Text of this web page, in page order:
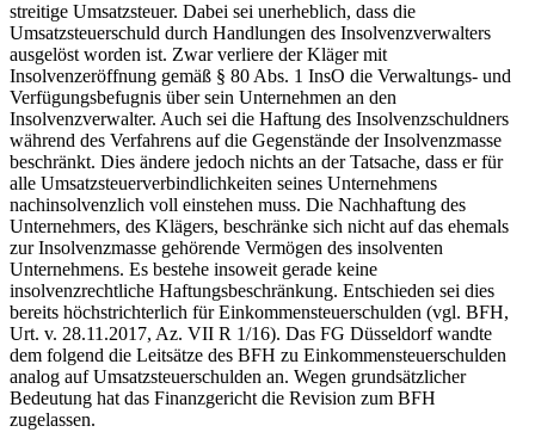
streitige Umsatzsteuer. Dabei sei unerheblich, dass die
Umsatzsteuerschuld durch Handlungen des Insolvenzverwalters
ausgelöst worden ist. Zwar verliere der Kläger mit
Insolvenzeröffnung gemäß § 80 Abs. 1 InsO die Verwaltungs- und
Verfügungsbefugnis über sein Unternehmen an den
Insolvenzverwalter. Auch sei die Haftung des Insolvenzschuldners
während des Verfahrens auf die Gegenstände der Insolvenzmasse
beschränkt. Dies ändere jedoch nichts an der Tatsache, dass er für
alle Umsatzsteuerverbindlichkeiten seines Unternehmens
nachinsolvenzlich voll einstehen muss. Die Nachhaftung des
Unternehmers, des Klägers, beschränke sich nicht auf das ehemals
zur Insolvenzmasse gehörende Vermögen des insolventen
Unternehmens. Es bestehe insoweit gerade keine
insolvenzrechtliche Haftungsbeschränkung. Entschieden sei dies
bereits höchstrichterlich für Einkommensteuerschulden (vgl. BFH,
Urt. v. 28.11.2017, Az. VII R 1/16). Das FG Düsseldorf wandte
dem folgend die Leitsätze des BFH zu Einkommensteuerschulden
analog auf Umsatzsteuerschulden an. Wegen grundsätzlicher
Bedeutung hat das Finanzgericht die Revision zum BFH
zugelassen.